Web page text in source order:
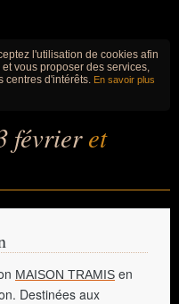
l'utilisation de cookies afin
vous proposer des services,
centres d'intérêts. En savoir plus
févrieret
MAISON TRAMIS en
Destinées aux